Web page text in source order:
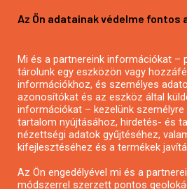
Mezőgazdasági pályázatírás
Pályázatírás civil szervezeteknek
Pályázatírás önkormányzatoknak
Pályázatfigyelés
Specifikus pályázatfigyelés vagy
Az Ön adatainak védelme fontos
Mi és a partnereink információkat –
tárolunk egy eszközön vagy
információkhoz, és személyes
azonosítókat és az eszköz által
információkat – kezelünk
tartalom nyújtásához, hirdetés- és
nézettségi adatok gyűjtéséhez,
kifejlesztéséhez és a termékek
Az Ön engedélyével mi és a
módszerrel szerzett pontos